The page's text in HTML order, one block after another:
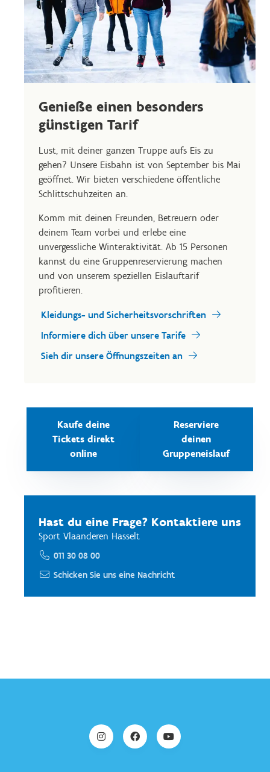
Genieße einen besonders
günstigen Tarif
Lust, mit deiner ganzen Truppe aufs Eis zu
gehen? Unsere Eisbahn ist von September bis Mai
geöffnet. Wir bieten verschiedene öffentliche
Schlittschuhzeiten an.
Komm mit deinen Freunden, Betreuern oder
deinem Team vorbei und erlebe eine
unvergessliche Winteraktivität. Ab 15 Personen
kannst du eine Gruppenreservierung machen
und von unserem speziellen Eislauftarif
profitieren.
Kleidungs- und Sicherheitsvorschriften
Informiere dich über unsere Tarife
Sieh dir unsere Öffnungszeiten an
Kaufe deine
Tickets direkt
online
Reserviere
deinen
Gruppeneislauf
Hast du eine Frage? Kontaktiere uns
Sport Vlaanderen Hasselt
011 30 08 00
Schicken Sie uns eine Nachricht